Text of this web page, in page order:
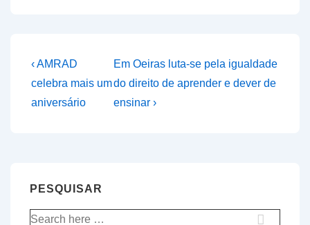
Navegação
de
artigos
Previous
Post
is
‹ AMRAD
celebra mais um
aniversário
Next
Post
is
Em Oeiras luta-se pela igualdade
do direito de aprender e dever de
ensinar ›
PESQUISAR
Pesquisar